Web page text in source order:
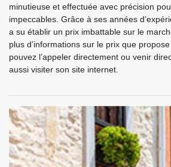
minutieuse et effectuée avec précision
impeccables. Grâce à ses années
a su établir un prix imbattable sur le
plus d’informations sur le prix que
pouvez l’appeler directement ou venir
aussi visiter son site internet.